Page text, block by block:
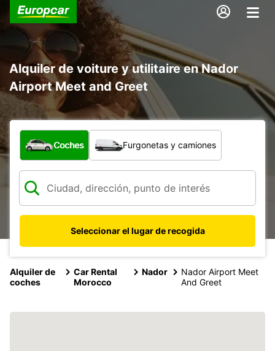
Alquiler de voiture y utilitaire en Nador
Airport Meet and Greet
¿Qué tipo de vehículo?
Coches Furgonetas y camiones
Seleccionar el lugar de recogida
Alquiler de
coches
Car Rental
Morocco
Nador
Nador Airport Meet
And Greet